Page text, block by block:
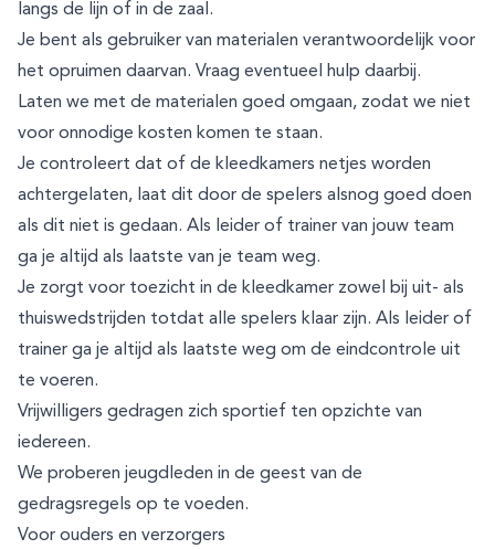
langs de lijn of in de zaal.
Je bent als gebruiker van materialen verantwoordelijk voor
het opruimen daarvan. Vraag eventueel hulp daarbij.
Laten we met de materialen goed omgaan, zodat we niet
voor onnodige kosten komen te staan.
Je controleert dat of de kleedkamers netjes worden
achtergelaten, laat dit door de spelers alsnog goed doen
als dit niet is gedaan. Als leider of trainer van jouw team
ga je altijd als laatste van je team weg.
Je zorgt voor toezicht in de kleedkamer zowel bij uit- als
thuiswedstrijden totdat alle spelers klaar zijn. Als leider of
trainer ga je altijd als laatste weg om de eindcontrole uit
te voeren.
Vrijwilligers gedragen zich sportief ten opzichte van
iedereen.
We proberen jeugdleden in de geest van de
gedragsregels op te voeden.
Voor ouders en verzorgers